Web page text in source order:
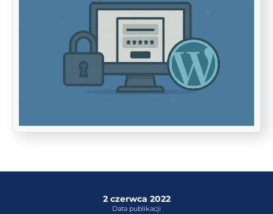
2 czerwca 2022
Data publikacji